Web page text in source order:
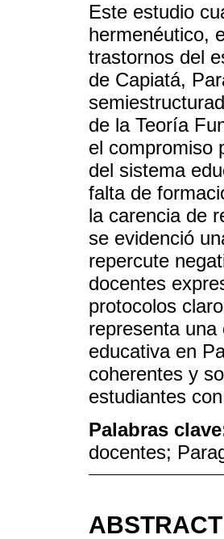
Este estudio
hermenéutico,
trastornos del
de Capiatá,
de la Teoría
el compromiso
del sistema
falta de
la carencia de
se evidenció
repercute
docentes
protocolos
representa
educativa en
coherentes y
estudiantes
Palabras
docentes;
ABSTRACT